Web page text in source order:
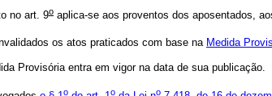
art. 9o aplica-se aos proventos dos aposentados,
os atos praticados com base na Medida
entra em vigor na data de sua publicação.
o o o